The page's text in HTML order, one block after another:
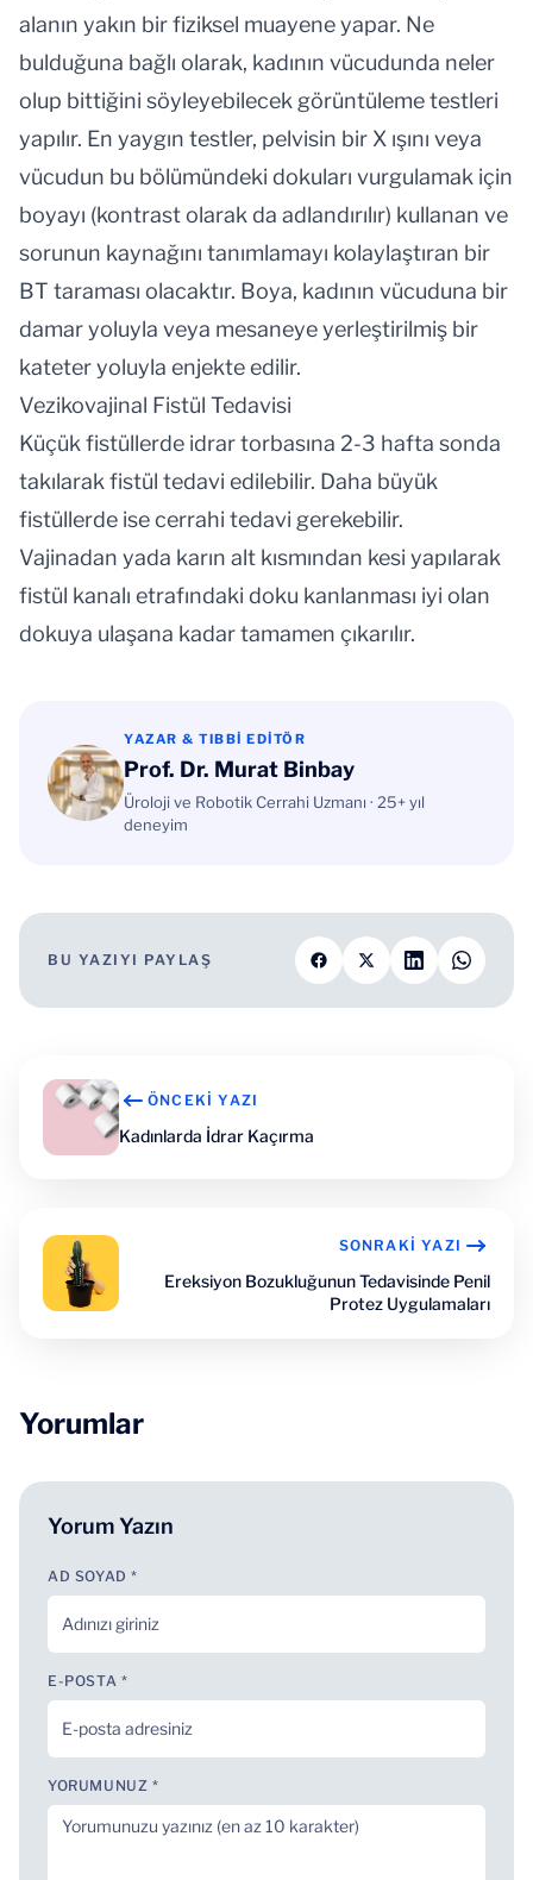
alanın yakın bir fiziksel muayene yapar. Ne
bulduğuna bağlı olarak, kadının vücudunda neler
olup bittiğini söyleyebilecek görüntüleme testleri
yapılır. En yaygın testler, pelvisin bir X ışını veya
vücudun bu bölümündeki dokuları vurgulamak için
boyayı (kontrast olarak da adlandırılır) kullanan ve
sorunun kaynağını tanımlamayı kolaylaştıran bir
BT taraması olacaktır. Boya, kadının vücuduna bir
damar yoluyla veya mesaneye yerleştirilmiş bir
kateter yoluyla enjekte edilir.
Vezikovajinal Fistül Tedavisi
Küçük fistüllerde idrar torbasına 2-3 hafta sonda
takılarak fistül tedavi edilebilir. Daha büyük
fistüllerde ise cerrahi tedavi gerekebilir.
Vajinadan yada karın alt kısmından kesi yapılarak
fistül kanalı etrafındaki doku kanlanması iyi olan
dokuya ulaşana kadar tamamen çıkarılır.
YAZAR & TIBBI EDITÖR
Prof. Dr. Murat Binbay
Üroloji ve Robotik Cerrahi Uzmanı · 25+ yıl
deneyim
BU YAZIYI PAYLAŞ
ÖNCEKI YAZI
Kadınlarda İdrar Kaçırma
SONRAKI YAZI
Ereksiyon Bozukluğunun Tedavisinde Penil
Protez Uygulamaları
Yorumlar
Yorum Yazın
AD SOYAD *
E-POSTA *
YORUMUNUZ *